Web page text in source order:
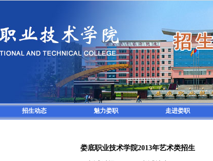
招生动态 魅力娄职 走进娄职
娄底职业技术学院2013年艺术类招生